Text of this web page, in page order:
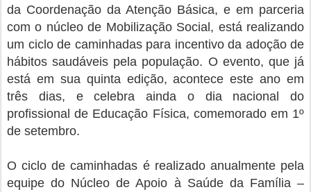
da Coordenação da Atenção Básica, e em parceria
com o núcleo de Mobilização Social, está realizando
um ciclo de caminhadas para incentivo da adoção de
hábitos saudáveis pela população. O evento, que já
está em sua quinta edição, acontece este ano em
três dias, e celebra ainda o dia nacional do
profissional de Educação Física, comemorado em 1º
de setembro.
O ciclo de caminhadas é realizado anualmente pela
equipe do Núcleo de Apoio à Saúde da Família –